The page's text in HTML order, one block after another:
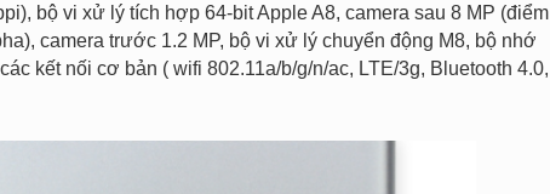
bộ vi xử lý tích hợp 64-bit Apple A8, camera sau 8 MP (điểm
camera trước 1.2 MP, bộ vi xử lý chuyển động M8, bộ nhớ
kết nối cơ bản ( wifi 802.11a/b/g/n/ac, LTE/3g, Bluetooth 4.0,